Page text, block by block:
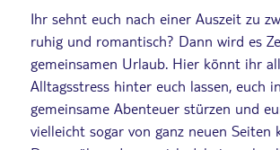
Ihr sehnt euch nach einer Auszeit zu
ruhig und romantisch? Dann wird es
gemeinsamen Urlaub. Hier könnt ihr
Alltagsstress hinter euch lassen, euch
gemeinsame Abenteuer stürzen und
vielleicht sogar von ganz neuen Seiten